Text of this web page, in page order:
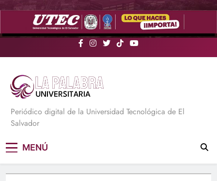
Saltar
La Palabra Universitaria
Periódico digital de la Universidad Tecnológica de El
Salvador
MENÚ